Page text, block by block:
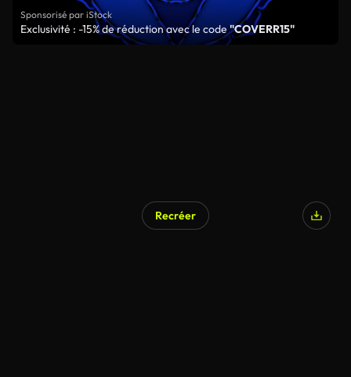
Sponsorisé par iStock
Exclusivité : -15% de réduction avec le code"COVERR15"
Recréer